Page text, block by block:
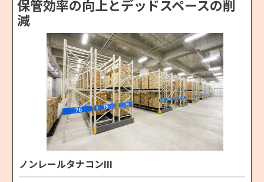
保管効率の向上とデッドスペースの削
減
ノンレールタナコンIII